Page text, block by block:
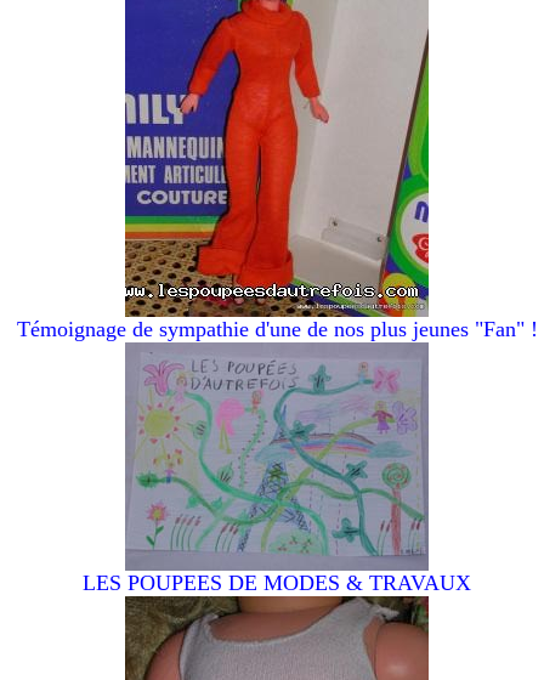
Témoignage de sympathie d'une de nos plus jeunes "Fan" !
LES POUPEES DE MODES & TRAVAUX